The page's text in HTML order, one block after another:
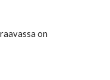
on